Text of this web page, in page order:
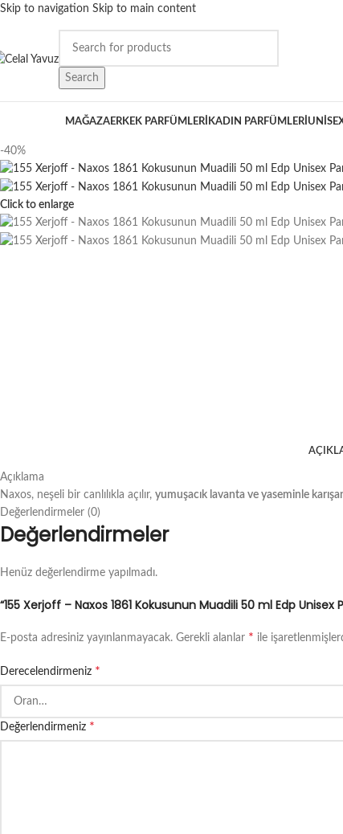
Skip to navigation Skip to main content
Search
MAĞAZAERKEK PARFÜMLERI KADIN PARFÜMLERI
-40%
Click to enlarge
Açıklama
Naxos, neşeli bir canlılıkla açılır, yumuşacık lavanta ve yaseminle
Değerlendirmeler (0)
Değerlendirmeler
Henüz değerlendirme yapılmadı.
“155 Xerjoff – Naxos 1861 Kokusunun Muadili 50 ml Edp
E-posta adresiniz yayınlanmayacak. Gerekli alanlar * ile
Derecelendirmeniz *
Değerlendirmeniz *